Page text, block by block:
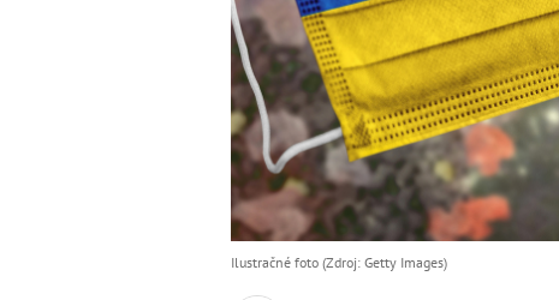
Ilustračné foto (Zdroj: Getty Images)